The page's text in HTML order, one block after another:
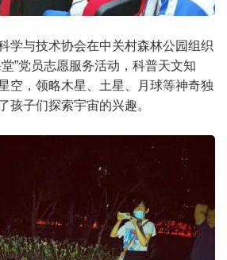
学与技术协会在中关村森林公园组织
”党员志愿服务活动，科普天文知
空，领略木星、土星、月球等神奇独
孩子们探索宇宙的兴趣。